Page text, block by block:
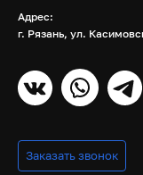
Адрес:
г. Рязань, ул.
Заказать звонок